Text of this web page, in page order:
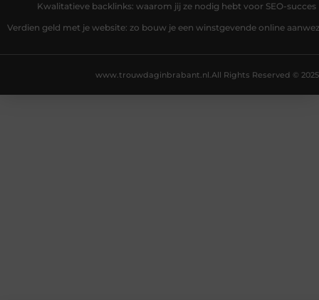
Kwalitatieve backlinks: waarom jij ze nodig hebt voor SEO-succes
Verdien geld met je website: zo bouw je een winstgevende online
All Rights Reserved © 2025
www.trouwdaginbrabant.nl.